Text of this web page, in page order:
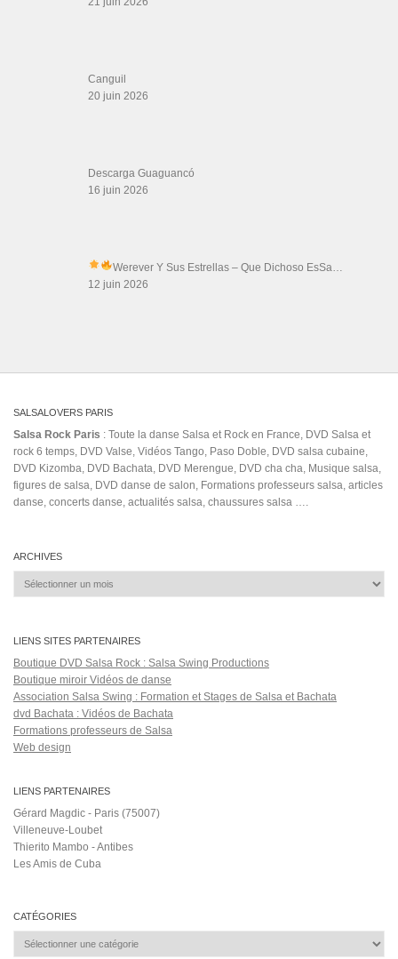
Canguil
20 juin 2026
Descarga Guaguancó
16 juin 2026
Werever Y Sus Estrellas – Que Dichoso EsSa…
12 juin 2026
SALSALOVERS PARIS
Salsa Rock Paris : Toute la danse Salsa et Rock en France, DVD Salsa et
rock 6 temps, DVD Valse, Vidéos Tango, Paso Doble, DVD salsa cubaine,
DVD Kizomba, DVD Bachata, DVD Merengue, DVD cha cha, Musique salsa,
figures de salsa, DVD danse de salon, Formations professeurs salsa, articles
danse, concerts danse, actualités salsa, chaussures salsa ….
ARCHIVES
Archives
LIENS SITES PARTENAIRES
Boutique DVD Salsa Rock : Salsa Swing Productions
Boutique miroir Vidéos de danse
Association Salsa Swing : Formation et Stages de Salsa et Bachata
dvd Bachata : Vidéos de Bachata
Formations professeurs de Salsa
Web design
LIENS PARTENAIRES
Gérard Magdic - Paris (75007)
Villeneuve-Loubet
Thierito Mambo - Antibes
Les Amis de Cuba
CATÉGORIES
Catégories